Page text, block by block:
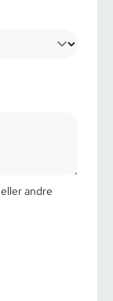
andre